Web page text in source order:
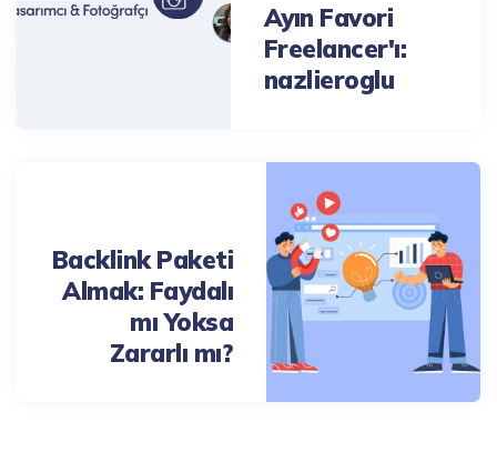
Ayın Favori
Freelancer'ı:
nazlieroglu
Backlink Paketi
Almak: Faydalı
mı Yoksa
Zararlı mı?